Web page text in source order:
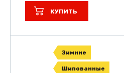
КУПИТЬ
Зимние
Шипованные